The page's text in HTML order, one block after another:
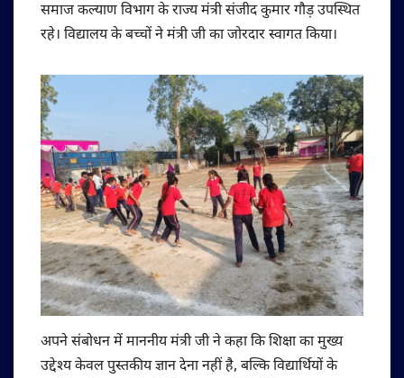
समाज कल्याण विभाग के राज्य मंत्री संजीद कुमार गौड़ उपस्थित
रहे। विद्यालय के बच्चों ने मंत्री जी का जोरदार स्वागत किया।
अपने संबोधन में माननीय मंत्री जी ने कहा कि शिक्षा का मुख्य
उद्देश्य केवल पुस्तकीय ज्ञान देना नहीं है, बल्कि विद्यार्थियों के